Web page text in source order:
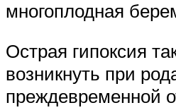
многоплодная
Острая гипоксия
возникнуть при
преждевременной